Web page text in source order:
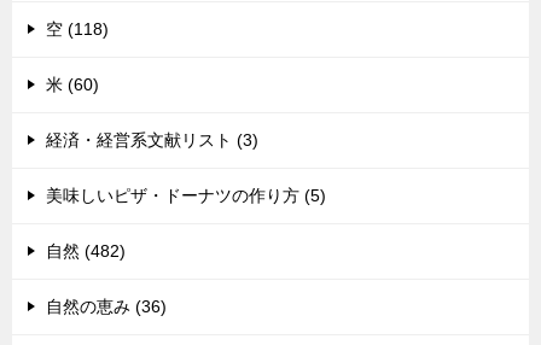
空 (118)
米 (60)
経済・経営系文献リスト (3)
美味しいピザ・ドーナツの作り方 (5)
自然 (482)
自然の恵み (36)